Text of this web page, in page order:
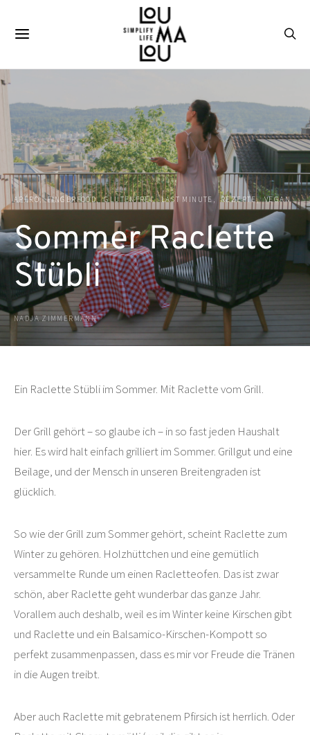
APÉRO FINGERFOOD GLUTENFREI LAST MINUTE REZEPTE VEGAN
Sommer Raclette
Stübli
NADJA ZIMMERMANN
Ein Raclette Stübli im Sommer. Mit Raclette vom Grill.
Der Grill gehört – so glaube ich – in so fast jeden Haushalt
hier. Es wird halt einfach grilliert im Sommer. Grillgut und eine
Beilage, und der Mensch in unseren Breitengraden ist
glücklich.
So wie der Grill zum Sommer gehört, scheint Raclette zum
Winter zu gehören. Holzhüttchen und eine gemütlich
versammelte Runde um einen Racletteofen. Das ist zwar
schön, aber Raclette geht wunderbar das ganze Jahr.
Vorallem auch deshalb, weil es im Winter keine Kirschen gibt
und Raclette und ein Balsamico-Kirschen-Kompott so
perfekt zusammenpassen, dass es mir vor Freude die Tränen
in die Augen treibt.
Aber auch Raclette mit gebratenem Pfirsich ist herrlich. Oder